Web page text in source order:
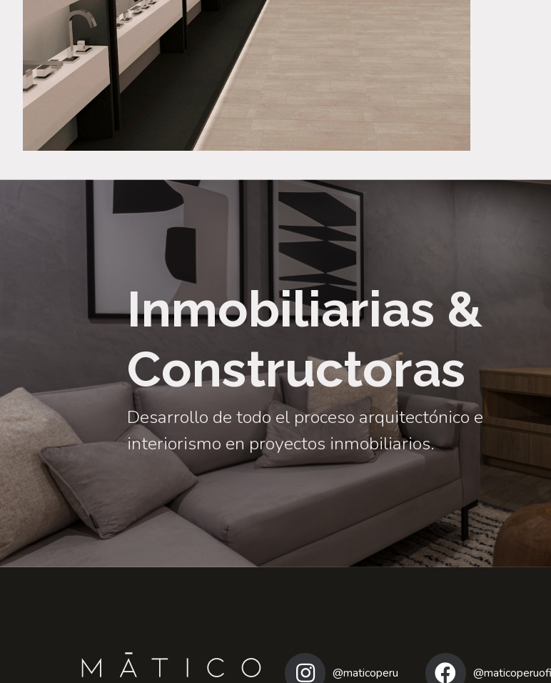
Inmobiliarias &
Constructoras
Desarrollo de todo el proceso arquitectónico e
interiorismo en proyectos inmobiliarios.
@maticoperu